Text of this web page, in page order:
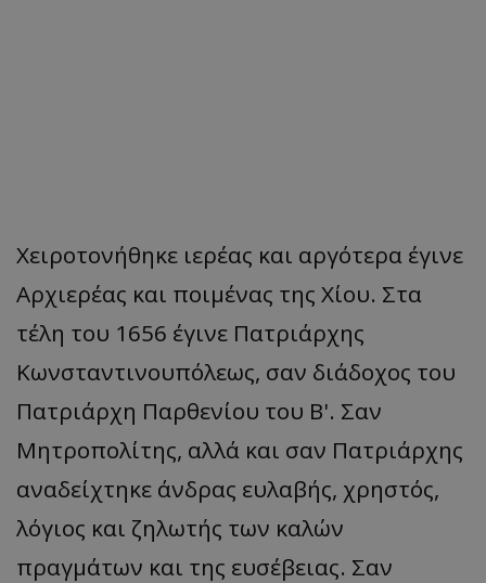
Χειροτονήθηκε ιερέας και αργότερα έγινε
Αρχιερέας και ποιμένας της Χίου. Στα
τέλη του 1656 έγινε Πατριάρχης
Κωνσταντινουπόλεως, σαν διάδοχος του
Πατριάρχη Παρθενίου του Β'. Σαν
Μητροπολίτης, αλλά και σαν Πατριάρχης
αναδείχτηκε άνδρας ευλαβής, χρηστός,
λόγιος και ζηλωτής των καλών
πραγμάτων και της ευσέβειας. Σαν